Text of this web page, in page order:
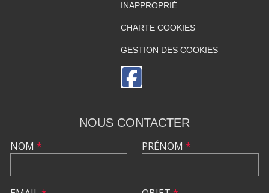
INAPPROPRIÉ
CHARTE COOKIES
GESTION DES COOKIES
NOUS CONTACTER
NOM * PRÉNOM *